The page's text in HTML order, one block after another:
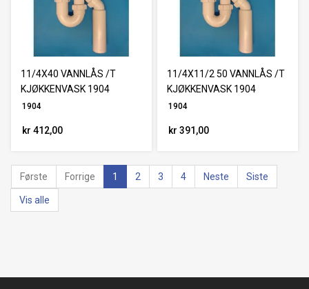
11/4X40 VANNLÅS /T
KJØKKENVASK 1904
1904
kr 412,00
11/4X11/2 50 VANNLÅS /T
KJØKKENVASK 1904
1904
kr 391,00
Første Forrige 1 2 3 4 Neste Siste
Vis alle